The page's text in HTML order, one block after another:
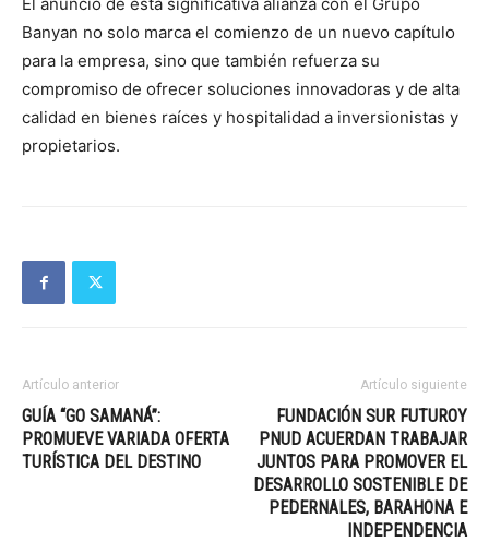
Banyan no solo marca el comienzo de un nuevo capítulo
para la empresa, sino que también refuerza su
compromiso de ofrecer soluciones innovadoras y de alta
calidad en bienes raíces y hospitalidad a inversionistas y
propietarios.
Artículo anterior
GUÍA “GO SAMANÁ”:
PROMUEVE VARIADA OFERTA
TURÍSTICA DEL DESTINO
Artículo siguiente
FUNDACIÓN SUR FUTUROY
PNUD ACUERDAN TRABAJAR
JUNTOS PARA PROMOVER EL
DESARROLLO SOSTENIBLE DE
PEDERNALES, BARAHONA E
INDEPENDENCIA